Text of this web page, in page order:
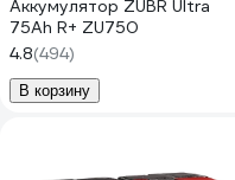
Аккумулятор ZUBR Ultra
75Ah R+ ZU750
4.8(494)
В корзину